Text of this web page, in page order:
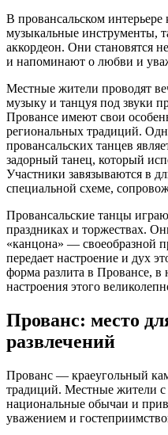
В провансальском
музыкальные инструменты,
аккордеон. Они становятся
и напоминают о любви и
Местные жители проводят
музыку и танцуя под звуки
Провансе имеют свои
региональных традиций.
провансальских танцев
задорный танец, который
Участники завязываются в
специальной схеме,
Провансальские танцы
праздниках и торжествах.
«канцона» — своеобразной
передает настроение и дух
форма разлита в Провансе,
настроения этого
Прованс: место
развлечений
Прованс — краеугольный
традиций. Местные жители с
национальные обычаи и
уважением и